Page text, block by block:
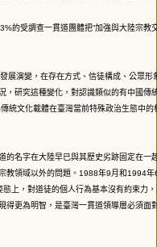
的受調查一貫道團體把“加強與大陸宗教
展演變，在存在方式、信徒構成、公眾形
研究這種變化，對認識類似的有中國傳
統文化載體在臺灣當前特殊政治生態中
的名字在大陸早已與其歷史劣跡固定在一
教領域以外的問題。1988年9月和1994
上，對道徒的個人行為基本沒有約束力
得更為明智，是臺灣一貫道領導層必須面